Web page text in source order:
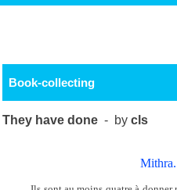
Book-collecting
They have done - bycls
Mithra.